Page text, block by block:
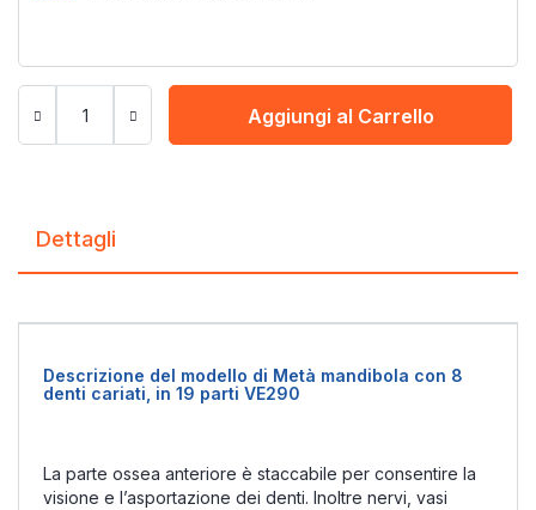
Aggiungi al Carrello
Dettagli
Descrizione del modello di Metà mandibola con 8
denti cariati, in 19 parti VE290
La parte ossea anteriore è staccabile per consentire la
visione e l’asportazione dei denti. Inoltre nervi, vasi